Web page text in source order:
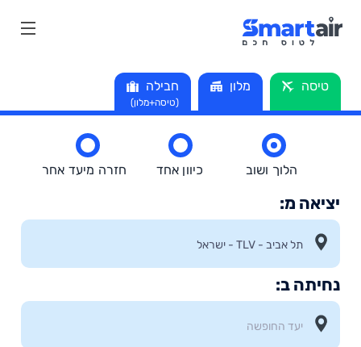
טיסה מלון חבילה
(טיסה+מלון)
הלוך ושוב כיוון אחד חזרה מיעד אחר
יציאה מ:
נחיתה ב: